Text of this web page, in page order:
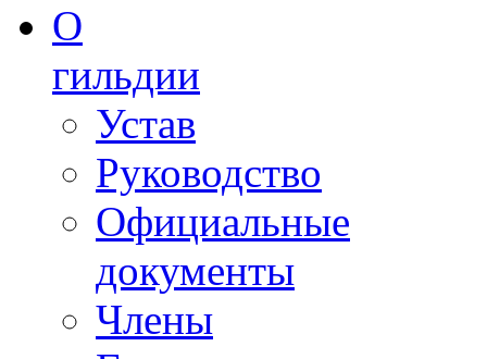
О
гильдии
Устав
Руководство
Официальные
документы
Члены